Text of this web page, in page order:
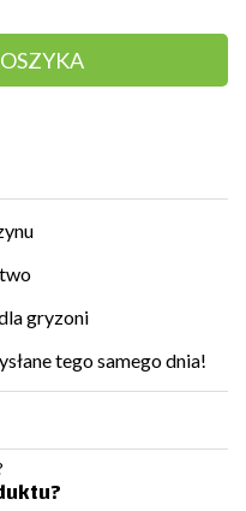
gryzoni
tego samego dnia!